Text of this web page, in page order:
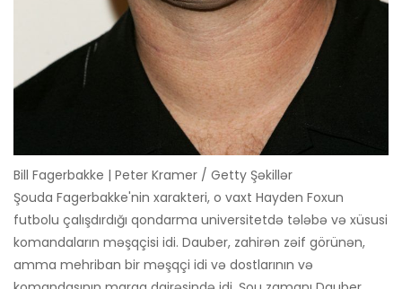
Bill Fagerbakke | Peter Kramer / Getty Şəkillər
Şouda Fagerbakke'nin xarakteri, o vaxt Hayden Foxun
futbolu çalışdırdığı qondarma universitetdə tələbə və xüsusi
komandaların məşqçisi idi. Dauber, zahirən zəif görünən,
amma mehriban bir məşqçi idi və dostlarının və